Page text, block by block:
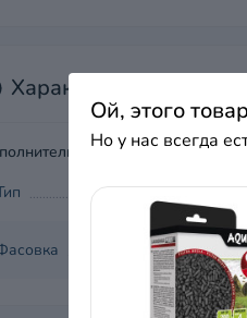
Характеристики
для фильтров
Ой, этого
Но у нас всегда